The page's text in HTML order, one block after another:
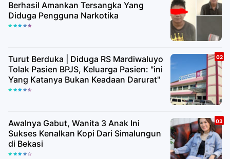
Berhasil Amankan Tersangka Yang
Diduga Pengguna Narkotika
Turut Berduka | Diduga RS Mardiwaluyo
Tolak Pasien BPJS, Keluarga Pasien: "ini
Yang Katanya Bukan Keadaan Darurat"
Awalnya Gabut, Wanita 3 Anak Ini
Sukses Kenalkan Kopi Dari Simalungun
di Bekasi